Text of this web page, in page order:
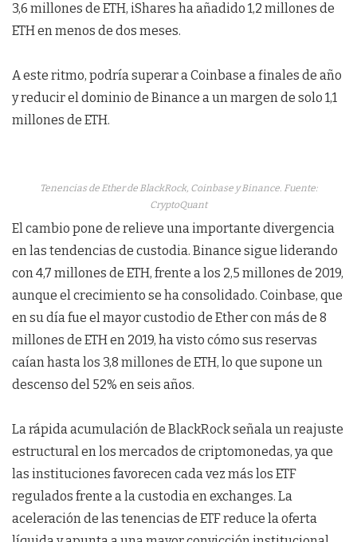
3,6 millones de ETH, iShares ha añadido 1,2 millones de
ETH en menos de dos meses.
A este ritmo, podría superar a Coinbase a finales de año
y reducir el dominio de Binance a un margen de solo 1,1
millones de ETH.
Tenencias de Ether de BlackRock, Coinbase y Binance. Fuente:
CryptoQuant
El cambio pone de relieve una importante divergencia
en las tendencias de custodia. Binance sigue liderando
con 4,7 millones de ETH, frente a los 2,5 millones de 2019,
aunque el crecimiento se ha consolidado. Coinbase, que
en su día fue el mayor custodio de Ether con más de 8
millones de ETH en 2019, ha visto cómo sus reservas
caían hasta los 3,8 millones de ETH, lo que supone un
descenso del 52% en seis años.
La rápida acumulación de BlackRock señala un reajuste
estructural en los mercados de criptomonedas, ya que
las instituciones favorecen cada vez más los ETF
regulados frente a la custodia en exchanges. La
aceleración de las tenencias de ETF reduce la oferta